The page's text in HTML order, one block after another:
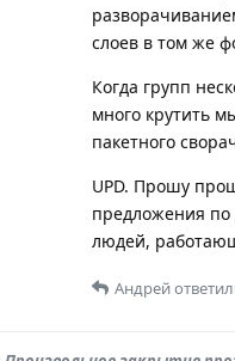
слоев в том же
Когда групп
много крутить
пакетного
UPD. Прошу
предложения
людей,
Андрей